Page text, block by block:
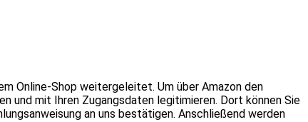
Online-Shop weitergeleitet. Um über Amazon den
und mit Ihren Zugangsdaten legitimieren. Dort können Sie
an uns bestätigen. Anschließend werden